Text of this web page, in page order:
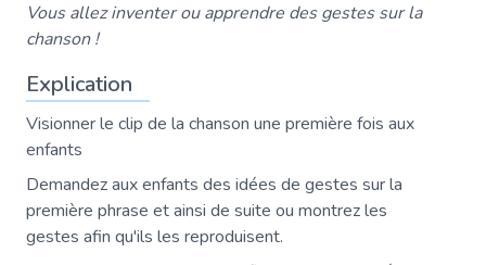
Vous allez inventer ou apprendre des gestes sur la
chanson !
Explication
Visionner le clip de la chanson une première fois aux
enfants
Demandez aux enfants des idées de gestes sur la
première phrase et ainsi de suite ou montrez les
gestes afin qu'ils les reproduisent.